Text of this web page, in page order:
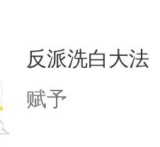
反派洗白大法
赋予